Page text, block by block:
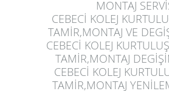
MONTAJ
CEBECİ KOLEJ
TAMİR,MONTAJ VE
CEBECİ KOLEJ KURTULUŞ
TAMİR,MONTAJ
CEBECİ KOLEJ
TAMİR,MONTAJ